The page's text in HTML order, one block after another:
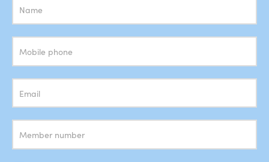
Subscrição
Newsletter